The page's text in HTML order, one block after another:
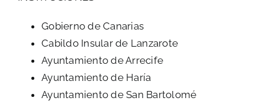
BUSCAR:
Gobierno de Canarias
Cabildo Insular de Lanzarote
Ayuntamiento de Arrecife
Ayuntamiento de Haría
Ayuntamiento de San Bartolomé